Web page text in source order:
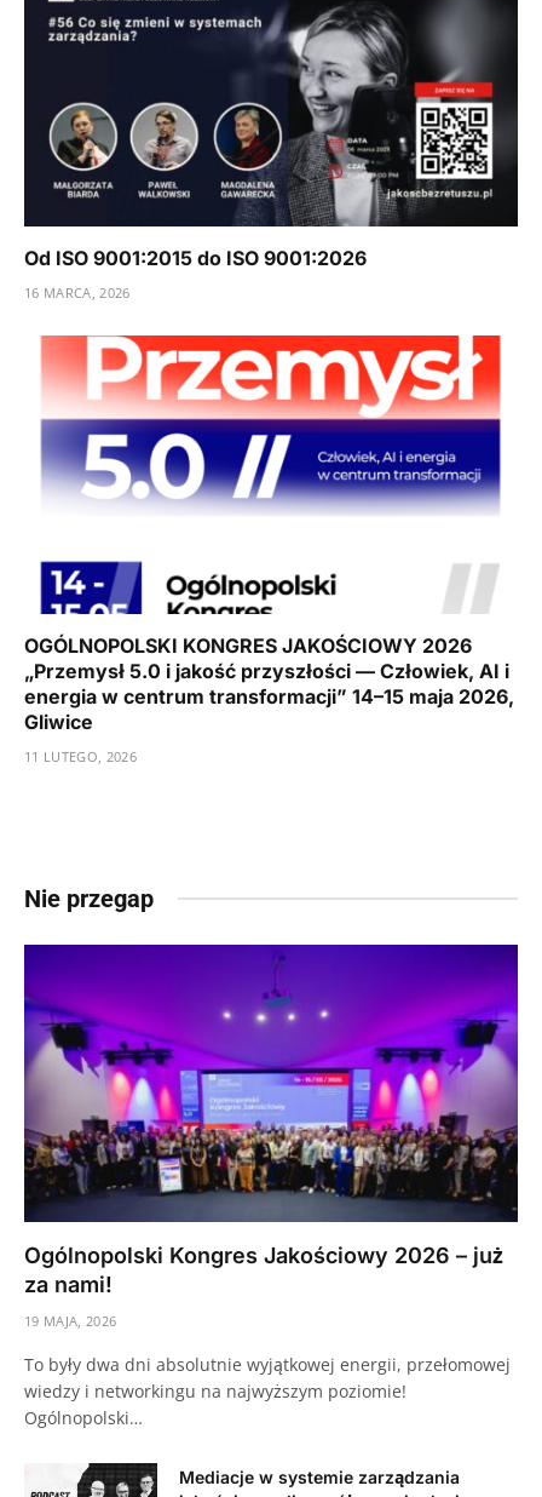
Od ISO 9001:2015 do ISO 9001:2026
16 MARCA, 2026
OGÓLNOPOLSKI KONGRES JAKOŚCIOWY 2026
„Przemysł 5.0 i jakość przyszłości — Człowiek, AI i
energia w centrum transformacji” 14–15 maja 2026,
Gliwice
11 LUTEGO, 2026
Nie przegap
Ogólnopolski Kongres Jakościowy 2026 – już
za nami!
19 MAJA, 2026
To były dwa dni absolutnie wyjątkowej energii, przełomowej
wiedzy i networkingu na najwyższym poziomie!
Ogólnopolski…
Mediacje w systemie zarządzania